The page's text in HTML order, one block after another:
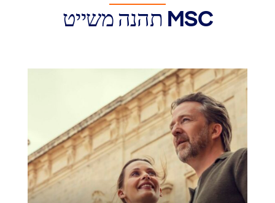
תהנה משייט MSC